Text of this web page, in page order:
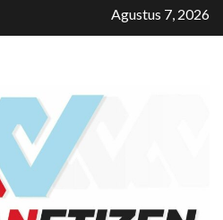
Agustus 7, 2026